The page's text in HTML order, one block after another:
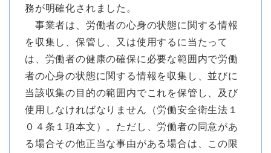
務が明確化されました。
事業者は、労働者の心身の状態に関する情報
を収集し、保管し、又は使用するに当たって
は、労働者の健康の確保に必要な範囲内で労働
者の心身の状態に関する情報を収集し、並びに
当該収集の目的の範囲内でこれを保管し、及び
使用しなければなりません（労働安全衛生法１
０４条１項本文）。ただし、労働者の同意があ
る場合その他正当な事由がある場合は、この限